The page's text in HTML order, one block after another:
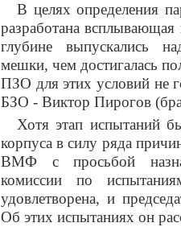
В целях определения
разработана
глубине выпускались
мешки, чем достигалась
ПЗО для этих условий не
БЗО - Виктор Пирогов
Хотя этап испытаний
корпуса в силу ряда
ВМФ с просьбой
комиссии по
удовлетворена, и
Об этих испытаниях он